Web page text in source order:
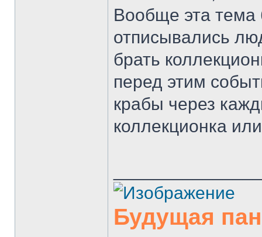
Вообще эта тема
отписывались
брать
перед этим
крабы через
коллекционка
Будущая